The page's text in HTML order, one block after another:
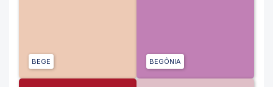
BEGE BEGÔNIA